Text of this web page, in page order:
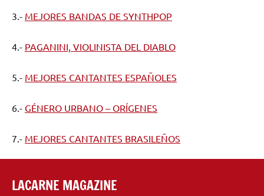
3.- MEJORES BANDAS DE SYNTHPOP
4.- PAGANINI, VIOLINISTA DEL DIABLO
5.- MEJORES CANTANTES ESPAÑOLES
6.- GÉNERO URBANO – ORÍGENES
7.- MEJORES CANTANTES BRASILEÑOS
LACARNE MAGAZINE